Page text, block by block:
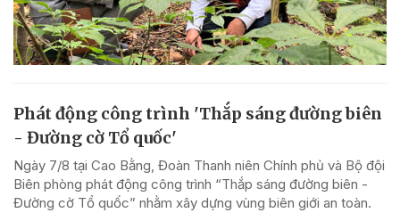
Phát động công trình 'Thắp sáng đường biên
- Đường cờ Tổ quốc'
Ngày 7/8 tại Cao Bằng, Đoàn Thanh niên Chính phủ và Bộ đội
Biên phòng phát động công trình “Thắp sáng đường biên -
Đường cờ Tổ quốc” nhằm xây dựng vùng biên giới an toàn.